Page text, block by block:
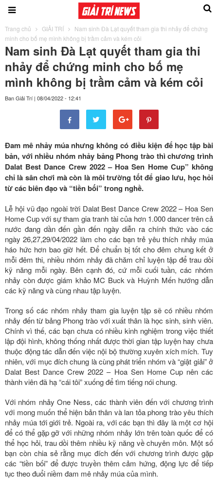
Trang chủ GIẢI TRÍ
Nam sinh Đà Lạt quyết tham gia thi nhảy để chứng
minh cho bố mẹ mình không bị trầm cảm và kém cỏi
Nam sinh Đà Lạt quyết tham gia thi
nhảy để chứng minh cho bố mẹ
mình không bị trầm cảm và kém cỏi
Ban Giải Trí | 08/04/2022 - 12:41
Đam mê nhảy múa nhưng không có điều kiện để học tập bài
bản, với nhiều nhóm nhảy bảng Phong trào thì chương trình
Dalat Best Dance Crew 2022 – Hoa Sen Home Cup” không
chỉ là sân chơi mà còn là môi trường tốt để giao lưu, học hỏi
từ các biên đạo và “tiền bối” trong nghề.
Lễ hội vũ đạo ngoài trời Dalat Best Dance Crew 2022 – Hoa Sen
Home Cup với sự tham gia tranh tài của hơn 1.000 dancer trên cả
nước đang dần đến gần đến ngày diễn ra chính thức vào các
ngày 26,27,29/04/2022 làm cho các bạn trẻ yêu thích nhảy múa
háo hức hơn bao giờ hết. Để chuẩn bị tốt cho đêm chung kết ở
mỗi đêm thi, nhiều nhóm nhảy đã chăm chỉ luyện tập để trau dồi
kỹ năng mỗi ngày. Bên cạnh đó, cứ mỗi cuối tuần, các nhóm
nhảy còn được giám khảo MC Buck và Huỳnh Mến hướng dẫn
các kỹ năng và cùng nhau tập luyện.
Trong số các nhóm nhảy tham gia luyện tập sẽ có nhiều nhóm
nhảy đến từ bảng Phong trào với xuất thân là học sinh, sinh viên.
Chính vì thế, các bạn chưa có nhiều kinh nghiệm trong việc thiết
lập đội hình, không thống nhất được thời gian tập luyện hay chưa
thuộc động tác dẫn đến việc nội bộ thường xuyên xích mích. Tuy
nhiên, với mục đích chung là cùng phát triển nhóm và “giật giải” ở
Dalat Best Dance Crew 2022 – Hoa Sen Home Cup nên các
thành viên đã hạ “cái tôi” xuống để tìm tiếng nói chung.
Với nhóm nhảy One Ness, các thành viên đến với chương trình
với mong muốn thể hiện bản thân và lan tỏa phong trào yêu thích
nhảy múa tới giới trẻ. Ngoài ra, với các bạn thì đây là một cơ hội
để có thể gặp gỡ với những nhóm nhảy lớn trên toàn quốc để có
thể học hỏi, trau dồi thêm nhiều kỹ năng về chuyên môn. Một số
bạn còn chia sẻ rằng mục đích đến với chương trình được gặp
các “tiền bối” để được truyền thêm cảm hứng, động lực để tiếp
tục theo đuổi niềm đam mê nhảy múa của mình.